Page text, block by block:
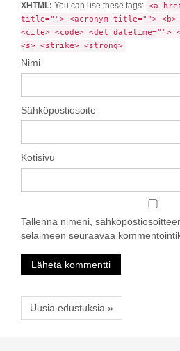
XHTML: You can use these tags: <a
title=""> <acronym title=""> <b>
<cite> <code> <del datetime="">
<s> <strike> <strong>
Nimi
Sähköpostiosoite
Kotisivu
Tallenna nimeni,
selaimeen seuraavaa
Uusia edustuksia »